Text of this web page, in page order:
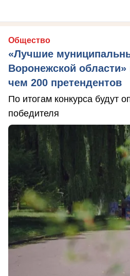
Общество
«Лучшие
Воронежской
чем 200 претендентов
По итогам конкурса будут
победителя